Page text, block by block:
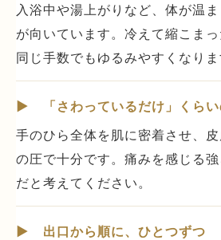
入浴中や湯上がりなど、体が温
が向いています。冷えて縮こまっ
同じ手数でもゆるみやすくなりま
▶ 「さわっているだけ」くらい
手のひら全体を肌に密着させ、
の圧で十分です。痛みを感じる
だと考えてください。
▶ 出口から順に、ひとつずつ